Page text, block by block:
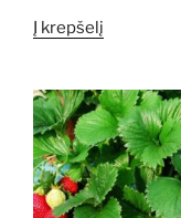
Į krepšelį